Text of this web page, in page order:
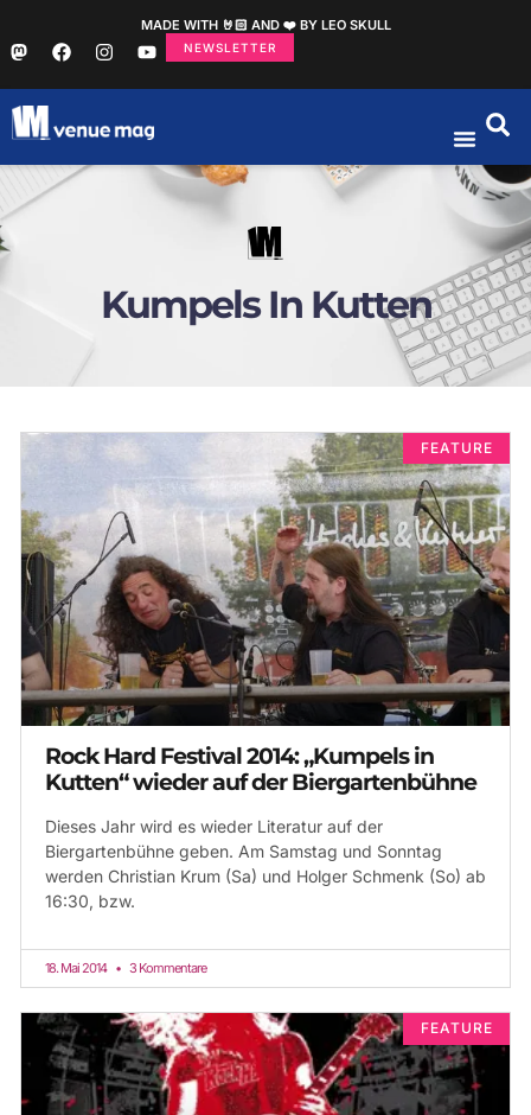
MADE WITH 🤘🏻 AND ❤️ BY LEO SKULL
NEWSLETTER
Kumpels In Kutten
FEATURE
Rock Hard Festival 2014: „Kumpels in
Kutten“ wieder auf der Biergartenbühne
Dieses Jahr wird es wieder Literatur auf der
Biergartenbühne geben. Am Samstag und Sonntag
werden Christian Krum (Sa) und Holger Schmenk (So) ab
16:30, bzw.
18. Mai 2014 3 Kommentare
FEATURE